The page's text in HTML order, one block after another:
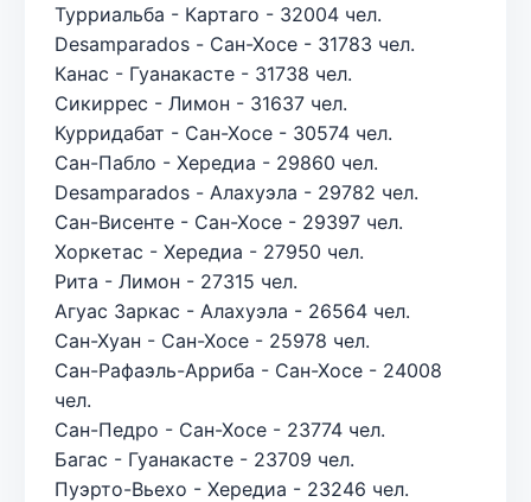
Турриальба - Картаго - 32004 чел.
Desamparados - Сан-Хосе - 31783 чел.
Канас - Гуанакасте - 31738 чел.
Сикиррес - Лимон - 31637 чел.
Курридабат - Сан-Хосе - 30574 чел.
Сан-Пабло - Хередиа - 29860 чел.
Desamparados - Алахуэла - 29782 чел.
Сан-Висенте - Сан-Хосе - 29397 чел.
Хоркетас - Хередиа - 27950 чел.
Рита - Лимон - 27315 чел.
Агуас Заркас - Алахуэла - 26564 чел.
Сан-Хуан - Сан-Хосе - 25978 чел.
Сан-Рафаэль-Арриба - Сан-Хосе - 24008
чел.
Сан-Педро - Сан-Хосе - 23774 чел.
Багас - Гуанакасте - 23709 чел.
Пуэрто-Вьехо - Хередиа - 23246 чел.